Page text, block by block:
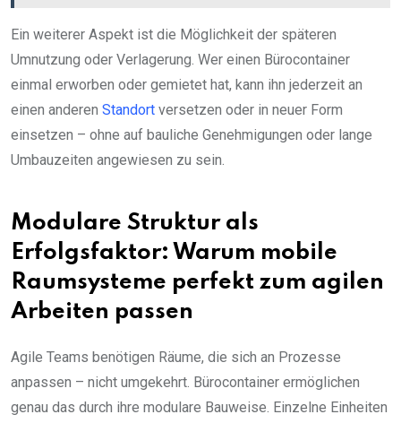
Ein weiterer Aspekt ist die Möglichkeit der späteren
Umnutzung oder Verlagerung. Wer einen Bürocontainer
einmal erworben oder gemietet hat, kann ihn jederzeit an
einen anderen Standort versetzen oder in neuer Form
einsetzen – ohne auf bauliche Genehmigungen oder lange
Umbauzeiten angewiesen zu sein.
Modulare Struktur als
Erfolgsfaktor: Warum mobile
Raumsysteme perfekt zum agilen
Arbeiten passen
Agile Teams benötigen Räume, die sich an Prozesse
anpassen – nicht umgekehrt. Bürocontainer ermöglichen
genau das durch ihre modulare Bauweise. Einzelne Einheiten